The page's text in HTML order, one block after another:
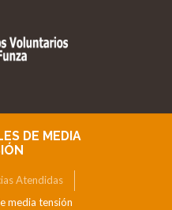
DE MEDIA
Atendidas
media tensión